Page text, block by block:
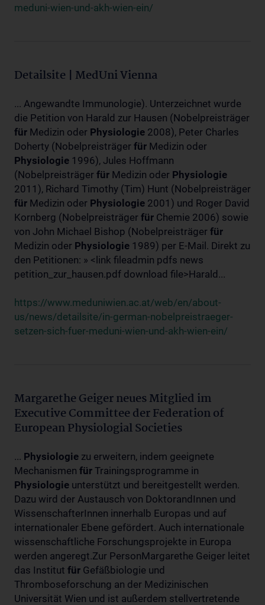
meduni-wien-und-akh-wien-ein/
Detailsite | MedUni Vienna
... Angewandte Immunologie). Unterzeichnet wurde
die Petition von Harald zur Hausen (Nobelpreisträger
für Medizin oder Physiologie 2008), Peter Charles
Doherty (Nobelpreisträger für Medizin oder
Physiologie 1996), Jules Hoffmann
(Nobelpreisträger für Medizin oder Physiologie
2011), Richard Timothy (Tim) Hunt (Nobelpreisträger
für Medizin oder Physiologie 2001) und Roger David
Kornberg (Nobelpreisträger für Chemie 2006) sowie
von John Michael Bishop (Nobelpreisträger für
Medizin oder Physiologie 1989) per E-Mail. Direkt zu
den Petitionen: » <link fileadmin pdfs news
petition_zur_hausen.pdf download file>Harald...
https://www.meduniwien.ac.at/web/en/about-
us/news/detailsite/in-german-nobelpreistraeger-
setzen-sich-fuer-meduni-wien-und-akh-wien-ein/
Margarethe Geiger neues Mitglied im
Executive Committee der Federation of
European Physiologial Societies
... Physiologie zu erweitern, indem geeignete
Mechanismen für Trainingsprogramme in
Physiologie unterstützt und bereitgestellt werden.
Dazu wird der Austausch von DoktorandInnen und
WissenschafterInnen innerhalb Europas und auf
internationaler Ebene gefördert. Auch internationale
wissenschaftliche Forschungsprojekte in Europa
werden angeregt.Zur PersonMargarethe Geiger leitet
das Institut für Gefäßbiologie und
Thromboseforschung an der Medizinischen
Universität Wien und ist außerdem stellvertretende